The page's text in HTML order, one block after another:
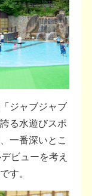
ジャブジャブ
る水遊びスポ
一番深いとこ
ビューを考え
す。